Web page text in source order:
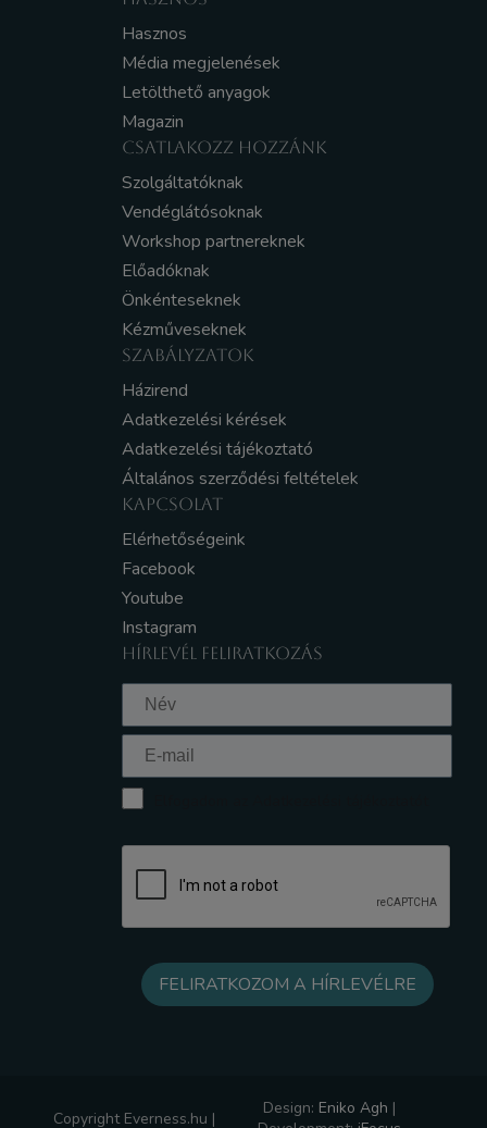
Hasznos
Média megjelenések
Letölthető anyagok
Magazin
CSATLAKOZZ HOZZÁNK
Szolgáltatóknak
Vendéglátósoknak
Workshop partnereknek
Előadóknak
Önkénteseknek
Kézműveseknek
SZABÁLYZATOK
Házirend
Adatkezelési kérések
Adatkezelési tájékoztató
Általános szerződési feltételek
KAPCSOLAT
Elérhetőségeink
Facebook
Youtube
Instagram
HÍRLEVÉL FELIRATKOZÁS
Copyright Everness.hu | Design: Eniko Agh |